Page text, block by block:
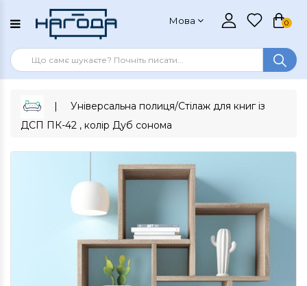
Мова 0
Універсальна полиця/Стілаж для книг із
ДСП ПК-42 , колір Дуб сонома